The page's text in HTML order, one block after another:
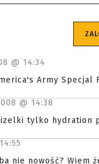
@ 14:34
Army Specjal
@ 14:38
tylko hydration
14:55
nie nowość? Wiem